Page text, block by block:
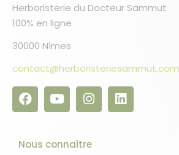
Herboristerie du Docteur Sammut
100% en ligne
30000 Nîmes
contact@herboristeriesammut.com
Nous connaître